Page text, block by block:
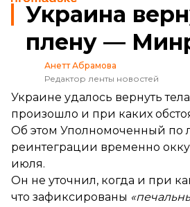
Украина
плену —
Анетт Абрамова
Редактор ленты новостей
Украине удалось вернуть
произошло и при каких
Об этом Уполномоченный по
реинтеграции временно
июля.
Он не уточнил, когда и при
что зафиксированы